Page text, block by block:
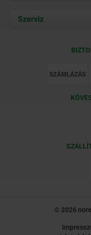
Kapcsolat
Documents
Szerviz
© 2026